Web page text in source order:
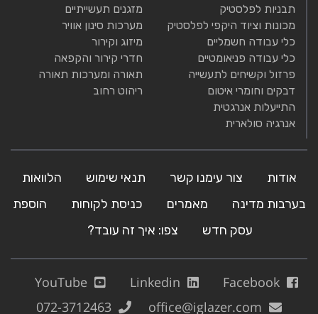
תבניות לפלסטיק
מכונות וציוד היקפי לפלסטיק
כלי עבודה חשמליים
כלי עבודה פניאומטיים
פרזול וקשיחים לתעשייה
דבקים וחומרי איטום
התייעלות אנרגטית
אנרגיה סולארית
מזגנים תעשייתיים
מערכות סינון אוויר
מיזוג וקירור
חדרי קירור והקפאה
תאורה ומערכות תאורה
ריהוט רחוב
אודות צור עימנו קשר תנאי שימוש
הלוואות
בערבות מדינה
מאמרים כניסת לקוחות
הוספת
עסק חדש
צפו: איך זה עובד?
Facebook